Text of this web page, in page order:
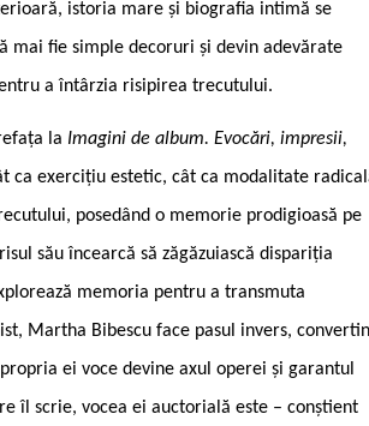
istoria mare și biografia intimă se
mai fie simple decoruri și devin adevărate
a întârzia risipirea trecutului.
la Imagini de album. Evocări, impresii,
ca exercițiu estetic, cât ca modalitate
posedând o memorie prodigioasă pe
său încearcă să zăgăzuiască dispariția
memoria pentru a transmuta
Martha Bibescu face pasul invers,
ei voce devine axul operei și garantul
îl scrie, vocea ei auctorială este – conștient